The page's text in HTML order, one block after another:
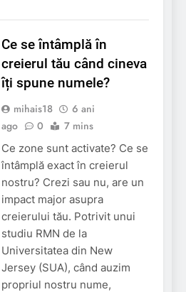
Ce se întâmplă în
creierul tău când cineva
îți spune numele?
mihais18
6 ani
ago
0 7 mins
Ce zone sunt activate? Ce se
întâmplă exact în creierul
nostru? Crezi sau nu, are un
impact major asupra
creierului tău. Potrivit unui
studiu RMN de la
Universitatea din New
Jersey (SUA), când auzim
propriul nostru nume,